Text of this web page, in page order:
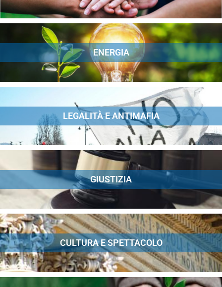
ENERGIA
LEGALITÀ E ANTIMAFIA
GIUSTIZIA
CULTURA E SPETTACOLO